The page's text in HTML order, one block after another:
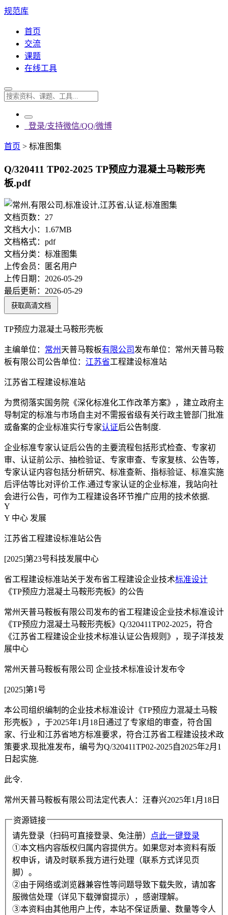
规范库
首页
交流
课题
在线工具
登录/支持微信/QQ/微博
首页 > 标准图集
Q/320411 TP02-2025 TP预应力混凝土马鞍形壳
板.pdf
文档页数： 27
文档大小： 1.67MB
文档格式： pdf
文档分类： 标准图集
上传会员：
匿名用户
上传日期： 2026-05-29
最后更新： 2026-05-29
获取高清文档
TP预应力混凝土马鞍形壳板
主编单位： 常州 天普马鞍板有限公司发布单位：常州天普马鞍
板有限公司公告单位： 江苏省工程建设标准站
江苏省工程建设标准站
为贯彻落实国务院《深化标准化工作改革方案》，建立政府主
导制定的标准与市场自主对不需报省级有关行政主管部门批准
或备案的企业标准实行专家认证后公告制度.
企业标准专家认证后公告的主要流程包括形式检查、专家初
审、认证前公示、抽检验证、专家审查、专家复核、公告等，
专家认证内容包括分析研究、标准查新、指标验证、标准实施
后评估等比对评价工作.通过专家认证的企业标准，我站向社
会进行公告，可作为工程建设各环节推广应用的技术依据.
Y
Y 中心 发展
江苏省工程建设标准站公告
[2025]第23号科技发展中心
省工程建设标准站关于发布省工程建设企业技术标准设计
《TP预应力混凝土马鞍形壳板》的公告
常州天普马鞍板有限公司发布的省工程建设企业技术标准设计
《TP预应力混凝土马鞍形壳板》Q/320411TP02-2025，符合
《江苏省工程建设企业技术标准认证公告规则》，现子洋技发
展中心
常州天普马鞍板有限公司 企业技术标准设计发布令
[2025]第1号
本公司组织编制的企业技术标准设计《TP预应力混凝土马鞍
形壳板》，于2025年1月18日通过了专家组的审查，符合国
家、行业和江苏省地方标准要求，符合江苏省工程建设技术政
策要求.现批准发布，编号为Q/320411TP02-2025自2025年2月1
日起实施.
此令.
常州天普马鞍板有限公司法定代表人：汪春兴2025年1月18日
资源链接
请先登录（扫码可直接登录、免注册）
点此一键登录
①本文档内容版权归属内容提供方。如果您对本资料有版
权申诉，请及时联系我方进行处理（联系方式详见页
脚）。
②由于网络或浏览器兼容性等问题导致下载失败，请加客
服微信处理（详见下载弹窗提示），感谢理解。
③本资料由其他用户上传，本站不保证质量、数量等令人